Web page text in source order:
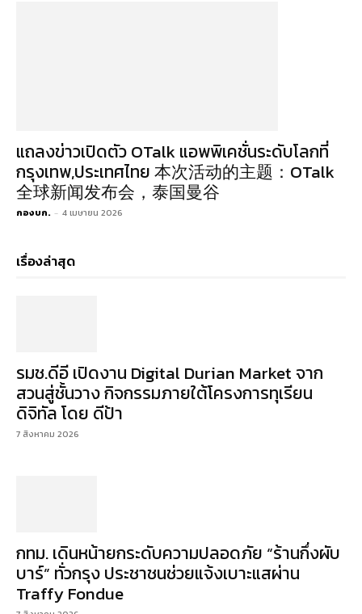
แถลงข่าวเปิดตัว OTalk แอพพิเคชั่นระดับโลกที่
กรุงเทพ,ประเทศไทย 本次活动的主题：OTalk
全球新闻发布会，泰国曼谷
กองบก. - 4 เมษายน 2026
เรื่องล่าสุด
รมช.ดีอี เปิดงาน Digital Durian Market จาก
สวนสู่ชั้นวาง กิจกรรมภายใต้โครงการทุเรียน
ดิจิทัล โดย ดีป้า
7 สิงหาคม 2026
กทม. เดินหน้ายกระดับความปลอดภัย “ร้านกึ่งผับ
บาร์” ทั่วกรุง ประชาชนช่วยแจ้งเบาะแสผ่าน
Traffy Fondue